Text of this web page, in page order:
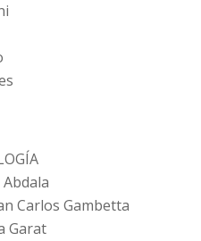
Carlos Gambetta
Garat